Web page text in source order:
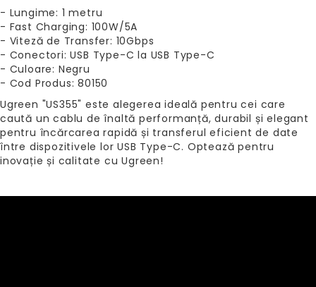
- Lungime: 1 metru
- Fast Charging: 100W/5A
- Viteză de Transfer: 10Gbps
- Conectori: USB Type-C la USB Type-C
- Culoare: Negru
- Cod Produs: 80150
Ugreen "US355" este alegerea ideală pentru cei care
caută un cablu de înaltă performanță, durabil și elegant
pentru încărcarea rapidă și transferul eficient de date
între dispozitivele lor USB Type-C. Optează pentru
inovație și calitate cu Ugreen!